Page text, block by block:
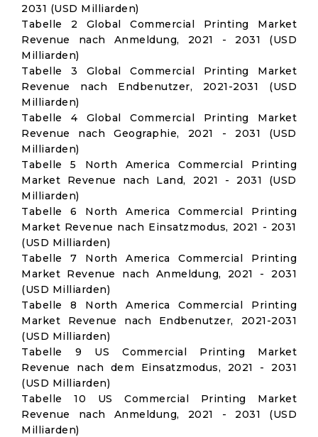
2031 (USD Milliarden)
Tabelle 2 Global Commercial Printing Market
Revenue nach Anmeldung, 2021 - 2031 (USD
Milliarden)
Tabelle 3 Global Commercial Printing Market
Revenue nach Endbenutzer, 2021-2031 (USD
Milliarden)
Tabelle 4 Global Commercial Printing Market
Revenue nach Geographie, 2021 - 2031 (USD
Milliarden)
Tabelle 5 North America Commercial Printing
Market Revenue nach Land, 2021 - 2031 (USD
Milliarden)
Tabelle 6 North America Commercial Printing
Market Revenue nach Einsatzmodus, 2021 - 2031
(USD Milliarden)
Tabelle 7 North America Commercial Printing
Market Revenue nach Anmeldung, 2021 - 2031
(USD Milliarden)
Tabelle 8 North America Commercial Printing
Market Revenue nach Endbenutzer, 2021-2031
(USD Milliarden)
Tabelle 9 US Commercial Printing Market
Revenue nach dem Einsatzmodus, 2021 - 2031
(USD Milliarden)
Tabelle 10 US Commercial Printing Market
Revenue nach Anmeldung, 2021 - 2031 (USD
Milliarden)